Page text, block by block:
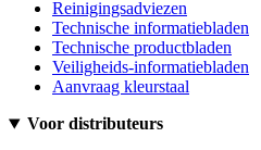
Reinigingsadviezen
Technische informatiebladen
Technische productbladen
Veiligheids-informatiebladen
Aanvraag kleurstaal
Voor distributeurs